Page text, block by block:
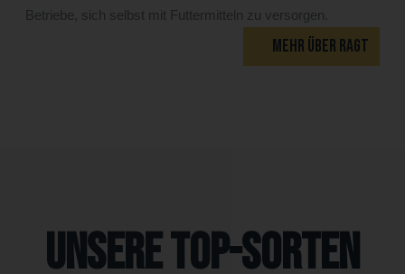
Betriebe, sich selbst mit Futtermitteln zu versorgen.
MEHR ÜBER RAGT
Unsere Top-Sorten